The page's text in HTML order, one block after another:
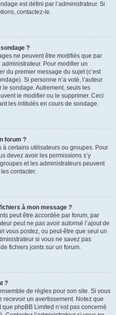
est défini par l’administrateur. Si
contactez-le.
?
ne peuvent être modifiés que par
Pour modifier un
du premier message du sujet (c’est
Si personne n’a voté, l’auteur
sondage. Autrement, seuls les
le modifier ou le supprimer. Ceci
les intitulés en cours de sondage.
forum ?
certains utilisateurs ou groupes. Pour
devez avoir les permissions s’y
et les administrateurs peuvent
contacter.
à mon message ?
peut être accordée par forum, par
peut ne pas avoir autorisé l’ajout de
vous postez, ou peut-être que seul un
si vous ne savez pas
fichiers joints sur un forum.
?
de règles pour son site. Si vous
un avertissement. Notez que
que phpBB Limited n’est pas concerné